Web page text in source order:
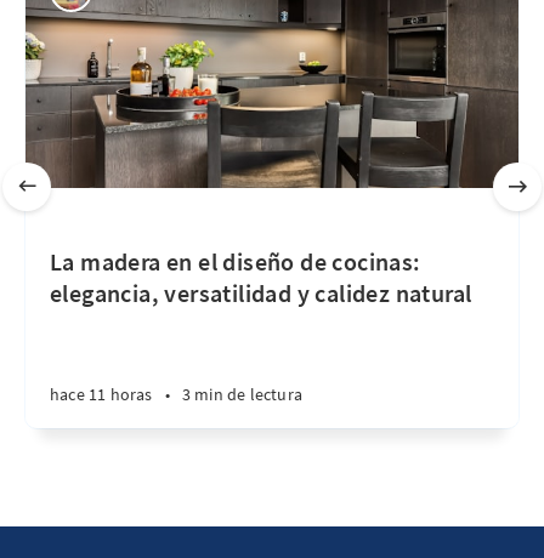
La madera en el diseño de cocinas:
elegancia, versatilidad y calidez natural
hace 11 horas • 3 min de lectura